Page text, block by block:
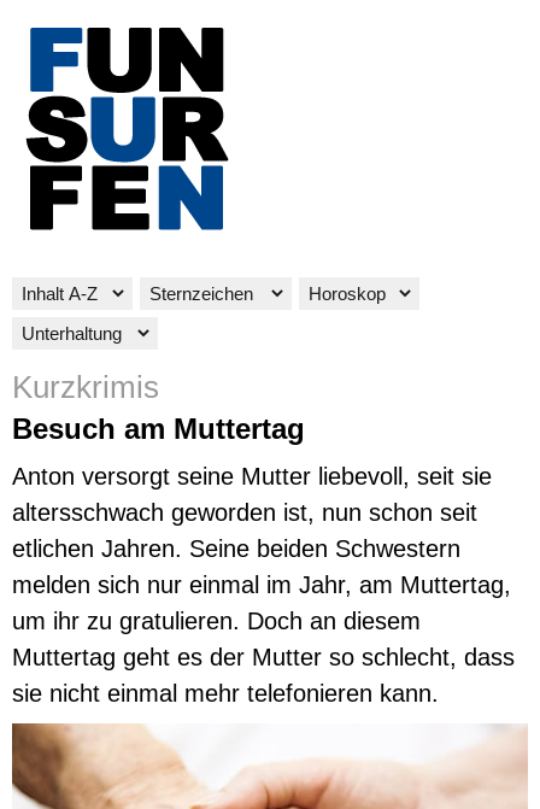
Kurzkrimis
Besuch am Muttertag
Anton versorgt seine Mutter liebevoll, seit sie
altersschwach geworden ist, nun schon seit
etlichen Jahren. Seine beiden Schwestern
melden sich nur einmal im Jahr, am Muttertag,
um ihr zu gratulieren. Doch an diesem
Muttertag geht es der Mutter so schlecht, dass
sie nicht einmal mehr telefonieren kann.